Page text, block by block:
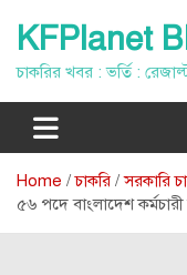
content
KFPlanet
চাকরির খবর : ভর্তি :
Home চাকরি
সরকারি
৫৬ পদে বাংলাদেশ